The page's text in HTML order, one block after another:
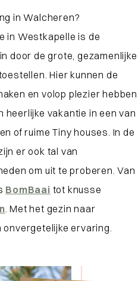
in Walcheren?
in Westkapelle is de
door de grote, gezamenlijke
Hier kunnen de
en volop plezier hebben
heerlijke vakantie in een van
of ruime Tiny houses. In de
er ook tal van
om uit te proberen. Van
BomBaai tot knusse
. Met het gezin naar
ervaring.